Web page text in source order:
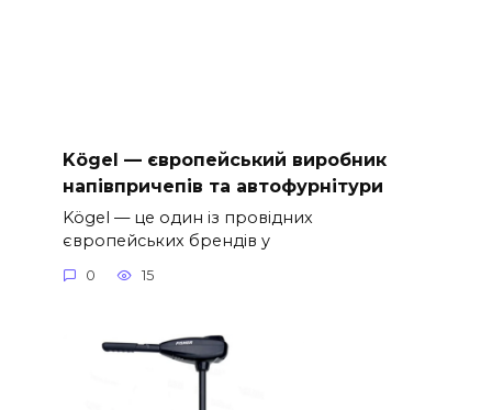
Kögel — європейський виробник
напівпричепів та автофурнітури
Kögel — це один із провідних
європейських брендів у
0 15